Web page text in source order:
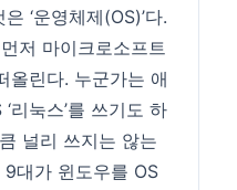
‘운영체제(OS)’다.
저 마이크로소프트
올린다. 누군가는 애
‘리눅스’를 쓰기도 하
널리 쓰지는 않는
대가 윈도우를 OS